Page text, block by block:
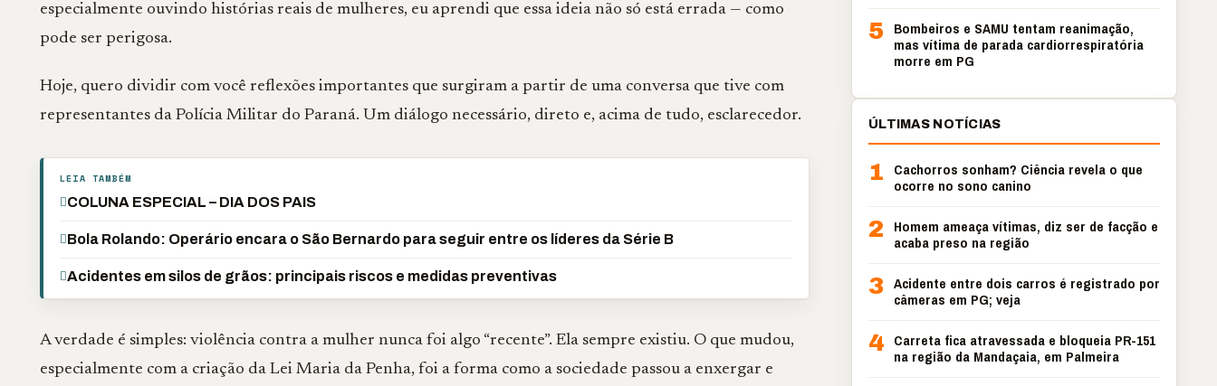
especialmente ouvindo histórias reais de mulheres, eu aprendi que essa ideia não só está errada — como
pode ser perigosa.
Hoje, quero dividir com você reflexões importantes que surgiram a partir de uma conversa que tive com
representantes da Polícia Militar do Paraná. Um diálogo necessário, direto e, acima de tudo, esclarecedor.
LEIA TAMBÉM
COLUNA ESPECIAL – DIA DOS PAIS
Bola Rolando: Operário encara o São Bernardo para seguir entre os líderes da Série B
Acidentes em silos de grãos: principais riscos e medidas preventivas
A verdade é simples: violência contra a mulher nunca foi algo “recente”. Ela sempre existiu. O que mudou,
especialmente com a criação da Lei Maria da Penha, foi a forma como a sociedade passou a enxergar e
5 Bombeiros e SAMU tentam reanimação,
mas vítima de parada cardiorrespiratória
morre em PG
ÚLTIMAS NOTÍCIAS
1
Cachorros sonham? Ciência revela o que
ocorre no sono canino
2
Homem ameaça vítimas, diz ser de facção e
acaba preso na região
3 Acidente entre dois carros é registrado por
câmeras em PG; veja
4 Carreta fica atravessada e bloqueia PR-151
na região da Mandaçaia, em Palmeira